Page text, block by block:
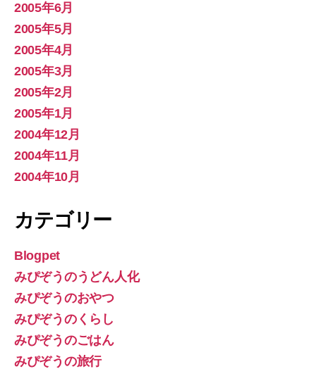
2005年6月
2005年5月
2005年4月
2005年3月
2005年2月
2005年1月
2004年12月
2004年11月
2004年10月
カテゴリー
Blogpet
みぴぞうのうどん人化
みぴぞうのおやつ
みぴぞうのくらし
みぴぞうのごはん
みぴぞうの旅行